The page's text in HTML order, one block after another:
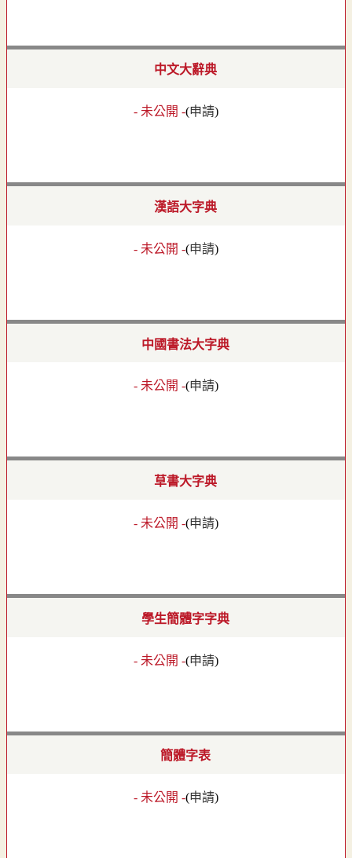
中文大辭典
- 未公開 -(申請)
漢語大字典
- 未公開 -(申請)
中國書法大字典
- 未公開 -(申請)
草書大字典
- 未公開 -(申請)
學生簡體字字典
- 未公開 -(申請)
簡體字表
- 未公開 -(申請)